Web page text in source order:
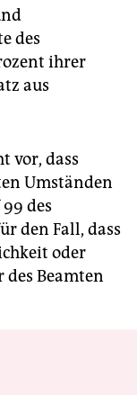
des
ihrer
aus
vor, dass
Umständen
des
den Fall, dass
oder
Beamten